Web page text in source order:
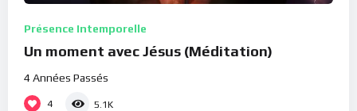
Présence Intemporelle
Un moment avec Jésus (Méditation)
4 Années Passés
4 5.1K